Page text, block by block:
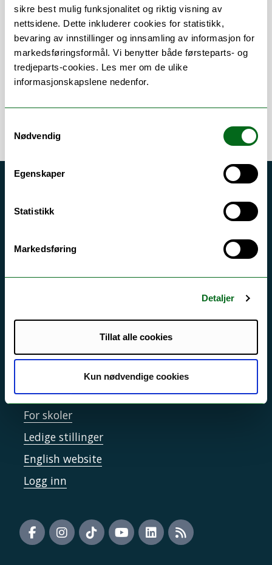
sikre best mulig funksjonalitet og riktig visning av
nettsidene. Dette inkluderer cookies for statistikk,
bevaring av innstillinger og innsamling av informasjon for
markedsføringsformål. Vi benytter både førsteparts- og
tredjeparts-cookies. Les mer om de ulike
informasjonskapslene nedenfor.
Nødvendig
Egenskaper
Statistikk
Markedsføring
Detaljer
Tillat alle cookies
Kun nødvendige cookies
Om Forskning og undervisning
Si ifra!
Personvern ved UiT
Sikkerhet, beredskap og personvern
Tilgjengelighetserklæring
Kontakt UiT
For media
For skoler
Ledige stillinger
English website
Logg inn